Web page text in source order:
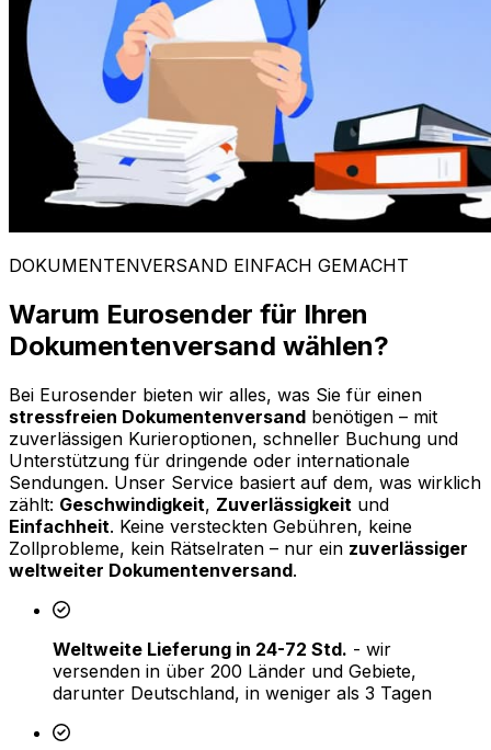
DOKUMENTENVERSAND EINFACH GEMACHT
Warum Eurosender für Ihren
Dokumentenversand wählen?
Bei Eurosender bieten wir alles, was Sie für einen
stressfreien Dokumentenversand benötigen – mit
zuverlässigen Kurieroptionen, schneller Buchung und
Unterstützung für dringende oder internationale
Sendungen. Unser Service basiert auf dem, was wirklich
zählt: Geschwindigkeit, Zuverlässigkeit und
Einfachheit. Keine versteckten Gebühren, keine
Zollprobleme, kein Rätselraten – nur ein zuverlässiger
weltweiter Dokumentenversand.
Weltweite Lieferung in 24-72 Std. - wir
versenden in über 200 Länder und Gebiete,
darunter Deutschland, in weniger als 3 Tagen